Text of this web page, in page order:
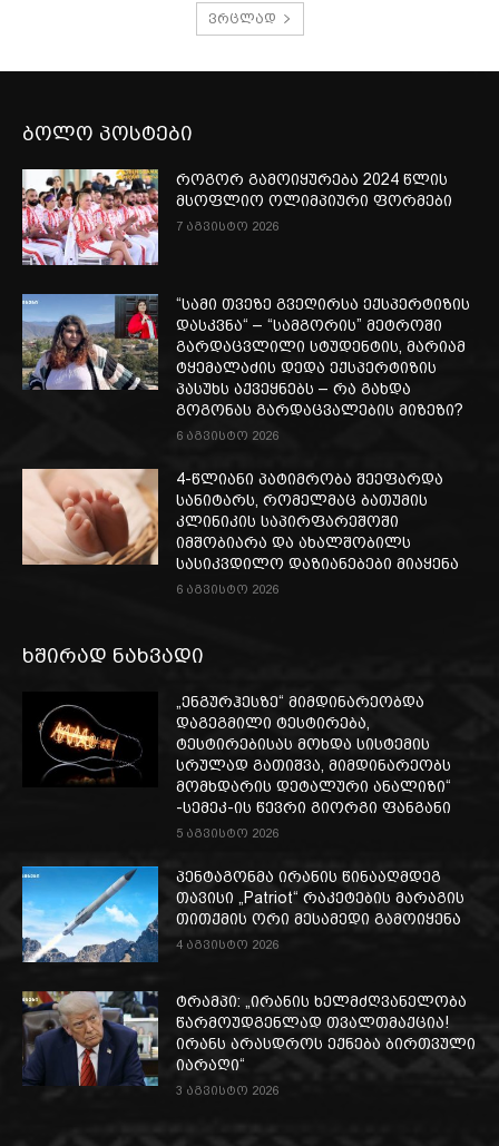
ვრცლად
ბოლო პოსტები
როგორ გამოიყურება 2024 წლის
მსოფლიო ოლიმპიური ფორმები
7 აგვისტო 2026
“სამი თვე­ზე გვე­ღირ­სა ექ­სპერ­ტი­ზის
დას­კვნა“ – “სამგორის” მეტროში
გარდაცვლილი სტუდენტის, მარიამ
ტყემალაძის დედა ექსპერტიზის
პასუხს აქვეყნებს – რა გახდა
გოგონას გარდაცვალების მიზეზი?
6 აგვისტო 2026
4-წლიანი პატიმრობა შეეფარდა
სანიტარს, რომელმაც ბათუმის
კლინიკის საპირფარეშოში
იმშობიარა და ახალშობილს
სასიკვდილო დაზიანებები მიაყენა
6 აგვისტო 2026
ხშირად ნახვადი
„ენგურჰესზე“ მიმდინარეობდა
დაგეგმილი ტესტირება,
ტესტირებისას მოხდა სისტემის
სრულად გათიშვა, მიმდინარეობს
მომხდარის დეტალური ანალიზი“
-სემეკ-ის წევრი გიორგი ფანგანი
5 აგვისტო 2026
პენტაგონმა ირანის წინააღმდეგ
თავისი „Patriot“ რაკეტების მარაგის
თითქმის ორი მესამედი გამოიყენა
4 აგვისტო 2026
ტრამპი: „ირანის ხელმძღვანელობა
წარმოუდგენლად თვალთმაქცია!
ირანს არასდროს ექნება ბირთვული
იარაღი“
3 აგვისტო 2026